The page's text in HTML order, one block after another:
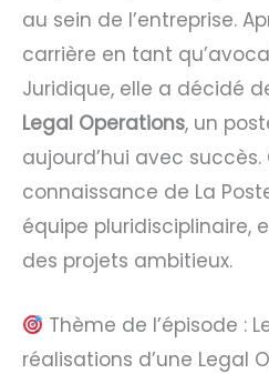
au sein de l’entreprise.
carrière en tant
Juridique, elle a décidé
Legal Operations, un
aujourd’hui avec
connaissance de La
équipe pluridisciplinaire,
des projets ambitieux.
Thème de l’épisode :
réalisations d’une Legal